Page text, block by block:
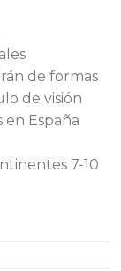
de formas
de visión
en España
7-10